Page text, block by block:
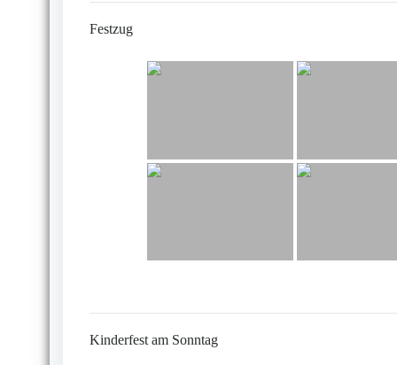
Festzug
Kinderfest am Sonntag